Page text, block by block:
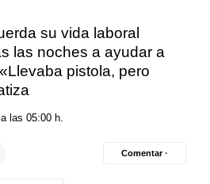
su vida laboral
las noches a ayudar a
pistola, pero
las 05:00 h.
Comentar ·